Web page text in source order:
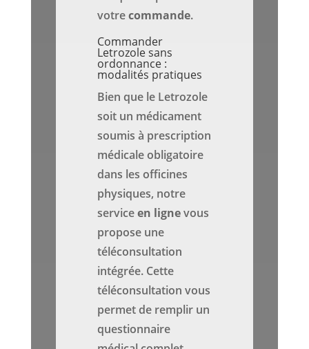
votrecommande.
Commander
Letrozole sans
ordonnance :
modalités pratiques
Bien que le Letrozole
soit un médicament
soumis à prescription
médicale obligatoire
dans les officines
physiques, notre
serviceen lignevous
propose une
téléconsultation
intégrée. Cette
téléconsultation vous
permet de remplir un
questionnaire